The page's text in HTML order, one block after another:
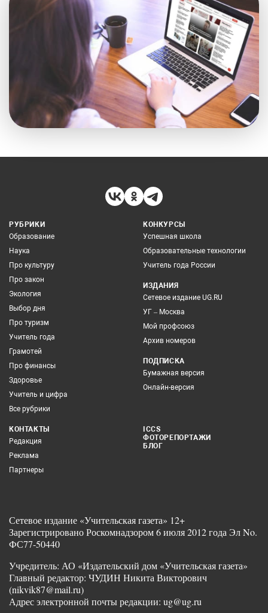
РУБРИКИ
Образование
Наука
Про культуру
Про закон
Экология
Выбор дня
Про туризм
Учитель года
Грамотей
Про финансы
Здоровье
Учитель и цифра
Все рубрики
КОНКУРСЫ
Успешная школа
Образовательные технологии
Учитель года России
ИЗДАНИЯ
Сетевое издание UG.RU
УГ – Москва
Мой профсоюз
Архив номеров
ПОДПИСКА
Бумажная версия
Онлайн-версия
КОНТАКТЫ
Редакция
Реклама
Партнеры
ICCS
ФОТОРЕПОРТАЖИ
БЛОГ
Сетевое издание «Учительская газета» 12+
Зарегистрировано Роскомнадзором 6 июля 2012 года Эл No.
ФС77-50440
Учредитель: АО «Издательский дом «Учительская газета»
Главный редактор: ЧУДИН Никита Викторович
(nikvik87@mail.ru)
Адрес электронной почты редакции: ug@ug.ru